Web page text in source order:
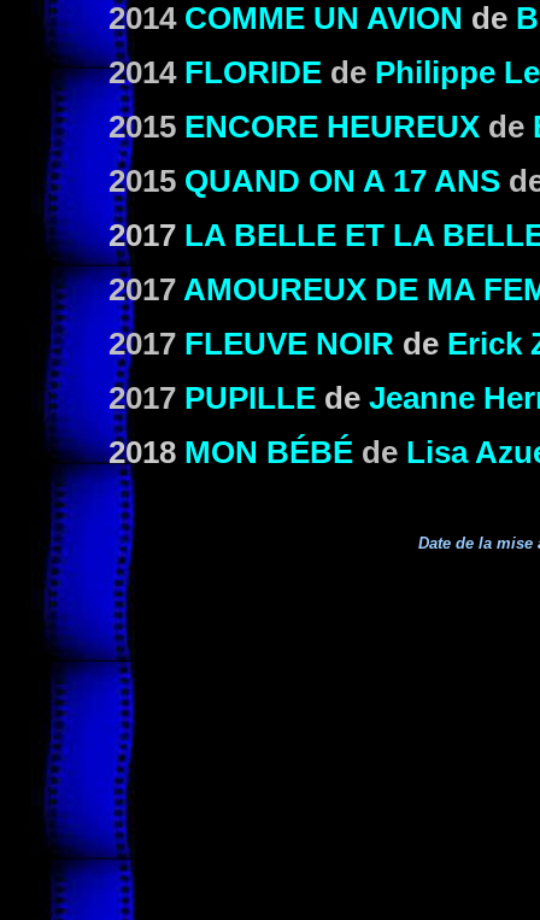
2014 COMME UN AVION de
2014 FLORIDE de Philippe
2015 ENCORE HEUREUX de
2015 QUAND ON A 17 ANS
2017 LA BELLE ET LA
2017 AMOUREUX DE MA
2017 FLEUVE NOIR de Erick
2017 PUPILLE de Jeanne
2018 MON BÉBÉ de Lisa
Date de la